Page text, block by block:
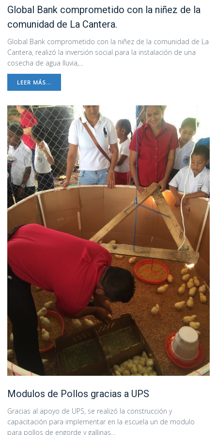
Global Bank comprometido con la niñez de la
comunidad de La Cantera.
Global Bank comprometido con la niñez de la comunidad de La
Cantera, realizó la inversión social para la instalación de una
cosecha de agua lluvia,...
LEER MÁS...
Modulos de Pollos gracias a UPS
Gracias al apoyo de UPS, se realizó la construcción y
capacitación para implementar en la escuela un de modulo
para pollos de engorde y gallinas...